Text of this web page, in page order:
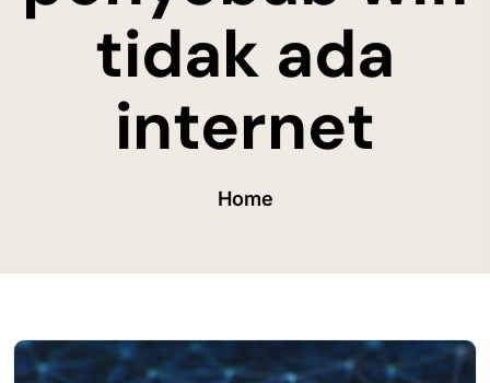
tidak ada
internet
Home